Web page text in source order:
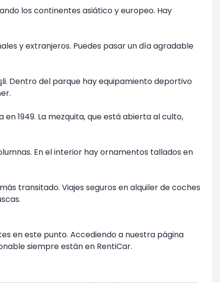
los continentes asiático y europeo. Hay
y extranjeros. Puedes pasar un día agradable
Dentro del parque hay equipamiento deportivo
1949. La mezquita, que está abierta al culto,
En el interior hay ornamentos tallados en
transitado. Viajes seguros en alquiler de coches
en este punto. Accediendo a nuestra página
siempre están en RentiCar.